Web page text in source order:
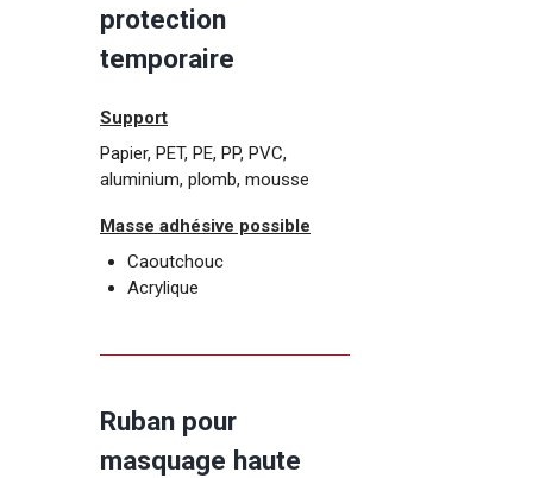
protection
temporaire
Support
Papier, PET, PE, PP, PVC,
aluminium, plomb, mousse
Masse adhésive possible
Caoutchouc
Acrylique
Ruban pour
masquage haute